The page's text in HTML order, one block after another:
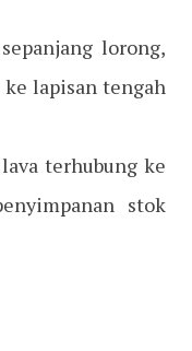
lorong,
lapisan tengah
terhubung ke
stok